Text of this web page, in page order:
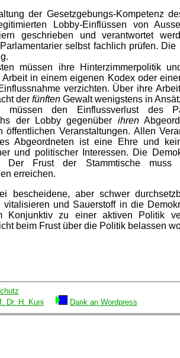
der Gesetzgebungs-Kompetenz
Lobby-Einflüssen von
geschrieben und verantwortet
selbst fachlich prüfen.
müssen ihre Hinterzimmerpolitik
Arbeit in einem eigenen Kodex oder
verzichten. Über ihre
derfünften Gewalt wenigstens in
müssen den Einflussverlust des
der Lobby gegenüber ihren
öffentlichen Veranstaltungen. Allen
Abgeordneten ist eine Ehre und
und politischer Interessen. Die
Der Frust der Stammtische muss
erreichen.
bescheidene, aber schwer
vitalisieren und Sauerstoff in die
Konjunktiv zu einer aktiven Politik
beim Frust über die Politik belassen
Dr. H. Kuni Dank an Wordpress